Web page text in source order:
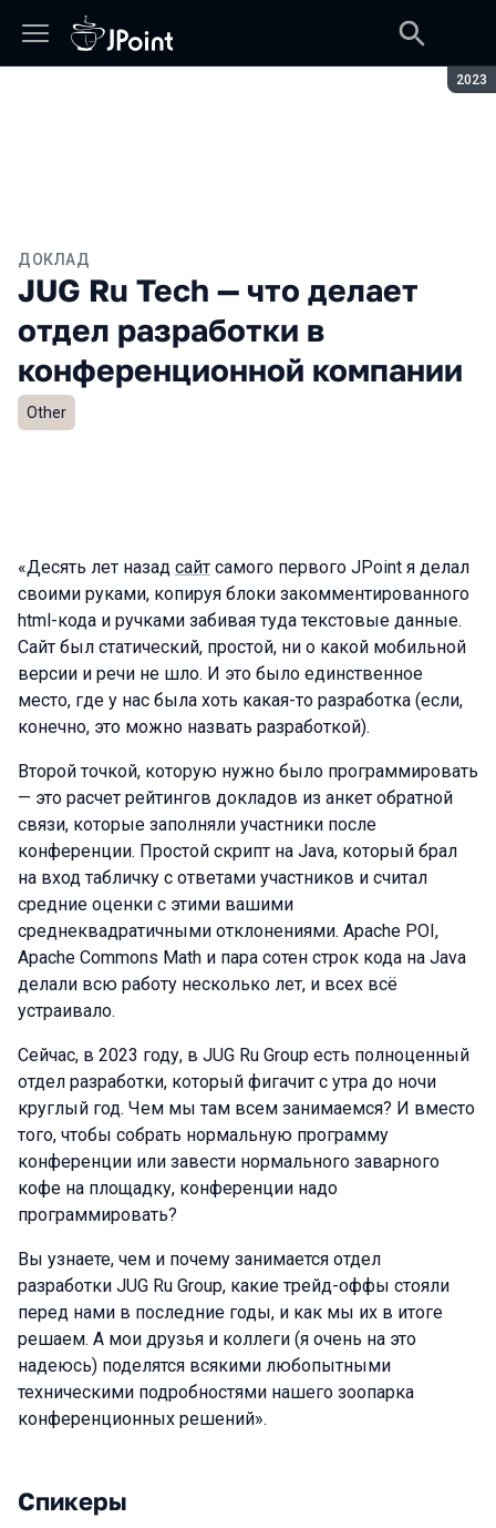
2023
ДОКЛАД
JUG Ru Tech — что делает
отдел разработки в
конференционной компании
Other
«Десять лет назад сайт самого первого JPoint я делал
своими руками, копируя блоки закомментированного
html-кода и ручками забивая туда текстовые данные.
Сайт был статический, простой, ни о какой мобильной
версии и речи не шло. И это было единственное
место, где у нас была хоть какая-то разработка (если,
конечно, это можно назвать разработкой).
Второй точкой, которую нужно было программировать
— это расчет рейтингов докладов из анкет обратной
связи, которые заполняли участники после
конференции. Простой скрипт на Java, который брал
на вход табличку с ответами участников и считал
средние оценки с этими вашими
среднеквадратичными отклонениями. Apache POI,
Apache Commons Math и пара сотен строк кода на Java
делали всю работу несколько лет, и всех всё
устраивало.
Сейчас, в 2023 году, в JUG Ru Group есть полноценный
отдел разработки, который фигачит с утра до ночи
круглый год. Чем мы там всем занимаемся? И вместо
того, чтобы собрать нормальную программу
конференции или завести нормального заварного
кофе на площадку, конференции надо
программировать?
Вы узнаете, чем и почему занимается отдел
разработки JUG Ru Group, какие трейд-оффы стояли
перед нами в последние годы, и как мы их в итоге
решаем. А мои друзья и коллеги (я очень на это
надеюсь) поделятся всякими любопытными
техническими подробностями нашего зоопарка
конференционных решений».
Спикеры